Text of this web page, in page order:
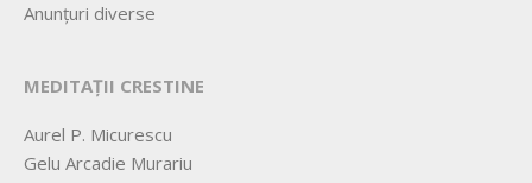
Anunțuri diverse
MEDITAȚII CRESTINE
Aurel P. Micurescu
Gelu Arcadie Murariu